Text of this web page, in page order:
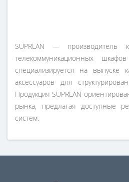
SUPRLAN — производитель
телекоммуникационных
специализируется на выпуске
аксессуаров для
Продукция SUPRLAN
рынка, предлагая доступные
систем.